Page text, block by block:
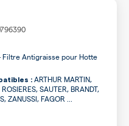
Filtre Antigraisse pour Hotte
: ARTHUR MARTIN,
SAUTER, BRANDT,
ZANUSSI, FAGOR ...